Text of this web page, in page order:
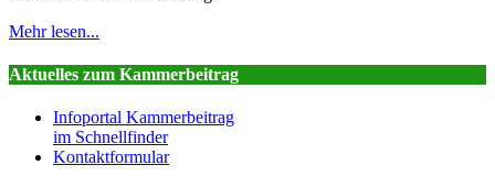
Mehr lesen...
Aktuelles zum Kammerbeitrag
Infoportal Kammerbeitrag
im Schnellfinder
Kontaktformular